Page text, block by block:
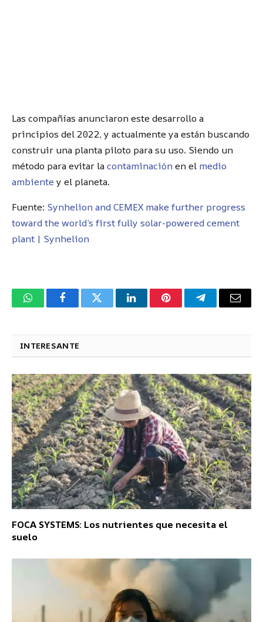
Las compañías anunciaron este desarrollo a
principios del 2022, y actualmente ya están buscando
construir una planta piloto para su uso. Siendo un
método para evitar lacontaminaciónen el medio
ambiente y el planeta.
Fuente: Synhelion and CEMEX make further progress
toward the world’s first fully solar-powered cement
plant | Synhelion
WhatsAppFacebookTwitter LinkedInPinterestTelegram
INTERESANTE
FOCA SYSTEMS: Los nutrientes que necesita el
suelo